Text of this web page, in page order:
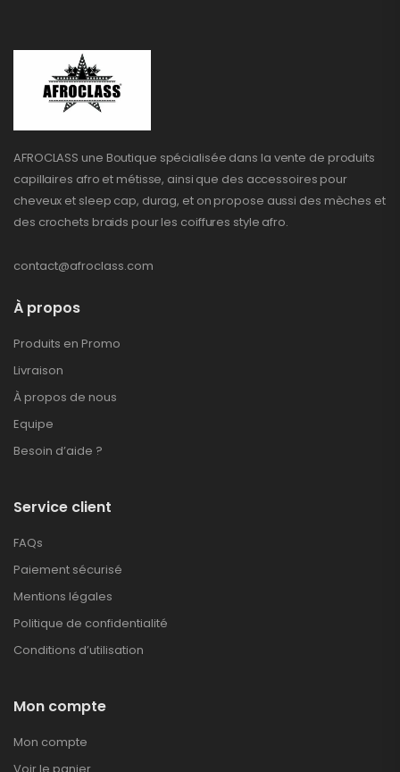
AFROCLASS une Boutique spécialisée dans la vente de produits
capillaires afro et métisse, ainsi que des accessoires pour
cheveux et sleep cap, durag, et on propose aussi des mèches et
des crochets braids pour les coiffures style afro.
contact@afroclass.com
À propos
Produits en Promo
Livraison
À propos de nous
Equipe
Besoin d’aide ?
Service client
FAQs
Paiement sécurisé
Mentions légales
Politique de confidentialité
Conditions d’utilisation
Mon compte
Mon compte